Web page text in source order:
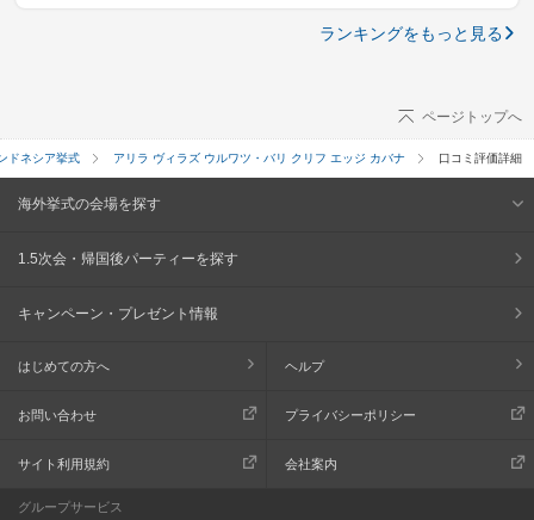
ランキングをもっと見る
ページトップへ
ドネシア挙式 アリラ ヴィラズ ウルワツ・バリ クリフ エッジ カバナ 口コミ評価詳細
海外挙式の会場を探す
1.5次会・帰国後パーティーを探す
キャンペーン・プレゼント情報
はじめての方へ ヘルプ
お問い合わせ プライバシーポリシー
サイト利用規約 会社案内
グループサービス